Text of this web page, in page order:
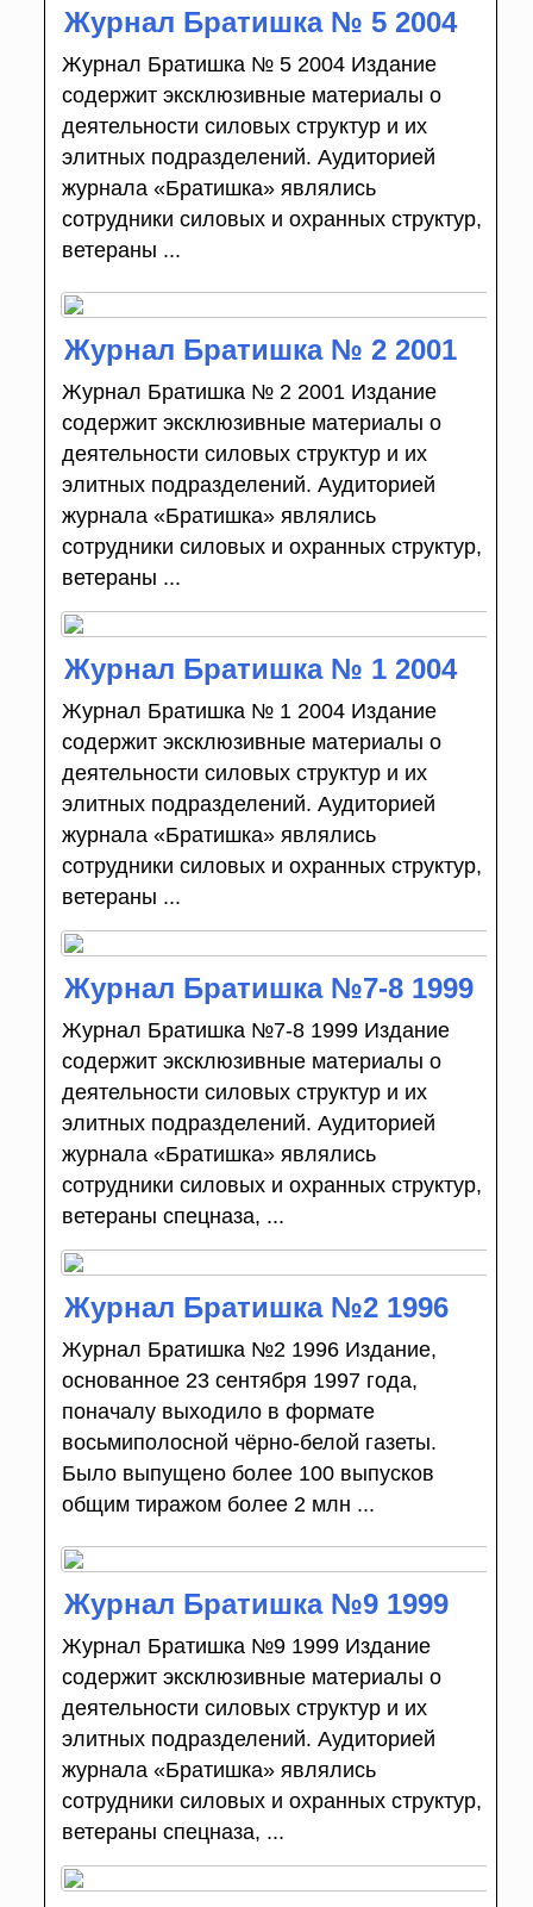
Журнал Братишка № 5 2004
Журнал Братишка № 5 2004 Издание
содержит эксклюзивные материалы о
деятельности силовых структур и их
элитных подразделений. Аудиторией
журнала «Братишка» являлись
сотрудники силовых и охранных структур,
ветераны ...
Журнал Братишка № 2 2001
Журнал Братишка № 2 2001 Издание
содержит эксклюзивные материалы о
деятельности силовых структур и их
элитных подразделений. Аудиторией
журнала «Братишка» являлись
сотрудники силовых и охранных структур,
ветераны ...
Журнал Братишка № 1 2004
Журнал Братишка № 1 2004 Издание
содержит эксклюзивные материалы о
деятельности силовых структур и их
элитных подразделений. Аудиторией
журнала «Братишка» являлись
сотрудники силовых и охранных структур,
ветераны ...
Журнал Братишка №7-8 1999
Журнал Братишка №7-8 1999 Издание
содержит эксклюзивные материалы о
деятельности силовых структур и их
элитных подразделений. Аудиторией
журнала «Братишка» являлись
сотрудники силовых и охранных структур,
ветераны спецназа, ...
Журнал Братишка №2 1996
Журнал Братишка №2 1996 Издание,
основанное 23 сентября 1997 года,
поначалу выходило в формате
восьмиполосной чёрно-белой газеты.
Было выпущено более 100 выпусков
общим тиражом более 2 млн ...
Журнал Братишка №9 1999
Журнал Братишка №9 1999 Издание
содержит эксклюзивные материалы о
деятельности силовых структур и их
элитных подразделений. Аудиторией
журнала «Братишка» являлись
сотрудники силовых и охранных структур,
ветераны спецназа, ...